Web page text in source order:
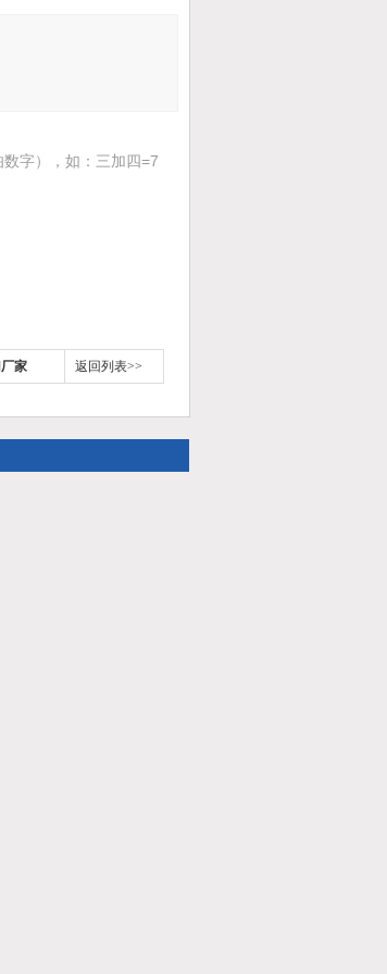
字），如：三加四=7
家 返回列表>>